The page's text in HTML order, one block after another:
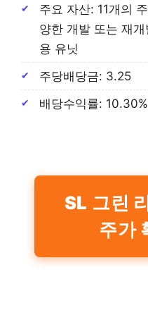
주요 자산: 11개의
양한 개발 또는 재
용 유닛
주당배당금: 3.25
배당수익률: 10.30%
SL 그린
주가